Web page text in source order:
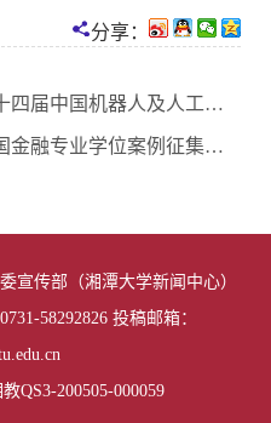
分享：
器人及人工智能大赛全国一等奖
学位案例征集活动中成果丰硕
宣传部（湘潭大学新闻中心）
58292826 投稿邮箱：
QS3-200505-000059
of 02